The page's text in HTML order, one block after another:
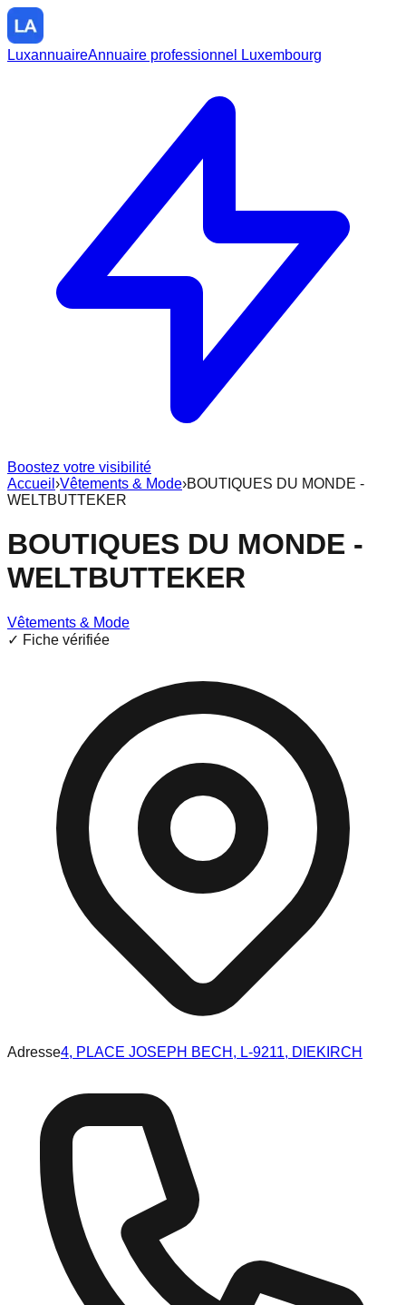
LuxannuaireAnnuaire professionnel Luxembourg
Boostez votre visibilité
Accueil ›Vêtements & Mode›BOUTIQUES DU MONDE -
WELTBUTTEKER
BOUTIQUES DU MONDE -
WELTBUTTEKER
Vêtements & Mode
✓ Fiche vérifiée
Adresse4, PLACE JOSEPH BECH, L-9211, DIEKIRCH